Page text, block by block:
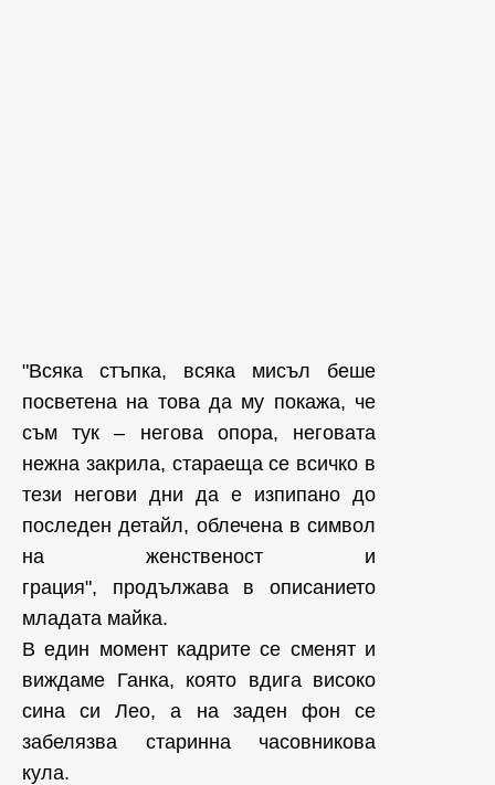
"Всяка стъпка, всяка мисъл беше
посветена на това да му покажа, че
съм тук – негова опора, неговата
нежна закрила, стараеща се всичко в
тези негови дни да е изпипано до
последен детайл, облечена в символ
на женственост и
грация", продължава в описанието
младата майка.
В един момент кадрите се сменят и
виждаме Ганка, която вдига високо
сина си Лео, а на заден фон се
забелязва старинна часовникова
кула.